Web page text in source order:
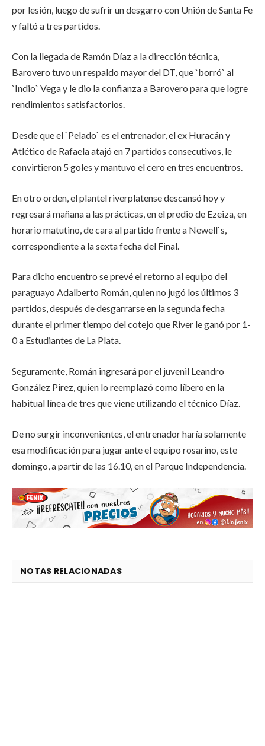
por lesión, luego de sufrir un desgarro con Unión de Santa Fe
y faltó a tres partidos.
Con la llegada de Ramón Díaz a la dirección técnica,
Barovero tuvo un respaldo mayor del DT, que `borró` al
`Indio` Vega y le dio la confianza a Barovero para que logre
rendimientos satisfactorios.
Desde que el `Pelado` es el entrenador, el ex Huracán y
Atlético de Rafaela atajó en 7 partidos consecutivos, le
convirtieron 5 goles y mantuvo el cero en tres encuentros.
En otro orden, el plantel riverplatense descansó hoy y
regresará mañana a las prácticas, en el predio de Ezeiza, en
horario matutino, de cara al partido frente a Newell`s,
correspondiente a la sexta fecha del Final.
Para dicho encuentro se prevé el retorno al equipo del
paraguayo Adalberto Román, quien no jugó los últimos 3
partidos, después de desgarrarse en la segunda fecha
durante el primer tiempo del cotejo que River le ganó por 1-
0 a Estudiantes de La Plata.
Seguramente, Román ingresará por el juvenil Leandro
González Pirez, quien lo reemplazó como líbero en la
habitual línea de tres que viene utilizando el técnico Díaz.
De no surgir inconvenientes, el entrenador haría solamente
esa modificación para jugar ante el equipo rosarino, este
domingo, a partir de las 16.10, en el Parque Independencia.
NOTAS RELACIONADAS